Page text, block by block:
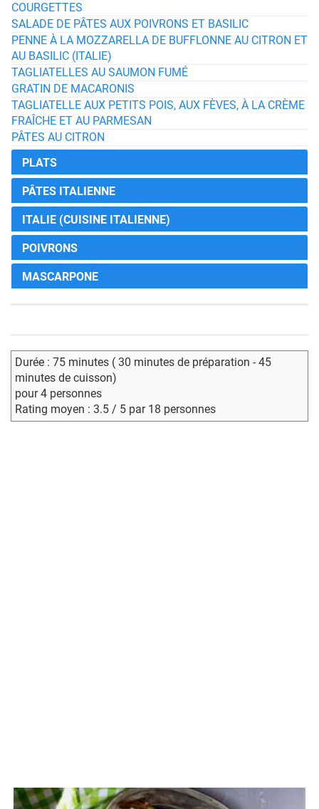
COURGETTES
SALADE DE PÂTES AUX POIVRONS ET BASILIC
PENNE À LA MOZZARELLA DE BUFFLONNE AU CITRON ET
AU BASILIC (ITALIE)
TAGLIATELLES AU SAUMON FUMÉ
GRATIN DE MACARONIS
TAGLIATELLE AUX PETITS POIS, AUX FÈVES, À LA CRÈME
FRAÎCHE ET AU PARMESAN
PÂTES AU CITRON
PLATS
PÂTES ITALIENNE
ITALIE (CUISINE ITALIENNE)
POIVRONS
MASCARPONE
Durée : 75 minutes ( 30 minutes de préparation - 45
minutes de cuisson)
pour 4 personnes
Rating moyen : 3.5 / 5 par 18 personnes